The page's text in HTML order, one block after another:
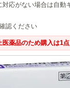
応がない場合は自動
認ください
医薬品のため購入は1